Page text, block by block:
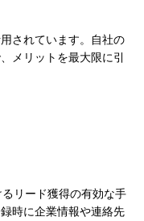
されています。自社の
メリットを最大限に引
リード獲得の有効な手
時に企業情報や連絡先